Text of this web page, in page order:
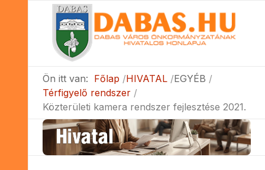
Ön itt van: Főlap HIVATAL EGYÉB
Térfigyelő rendszer
Közterületi kamera rendszer fejlesztése 2021.